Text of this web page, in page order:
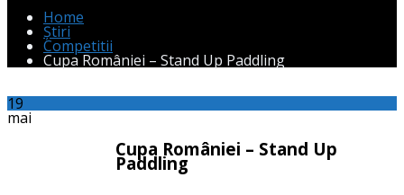
Home
Știri
Competitii
Cupa României – Stand Up Paddling
19
mai
Cupa României – Stand Up
Paddling